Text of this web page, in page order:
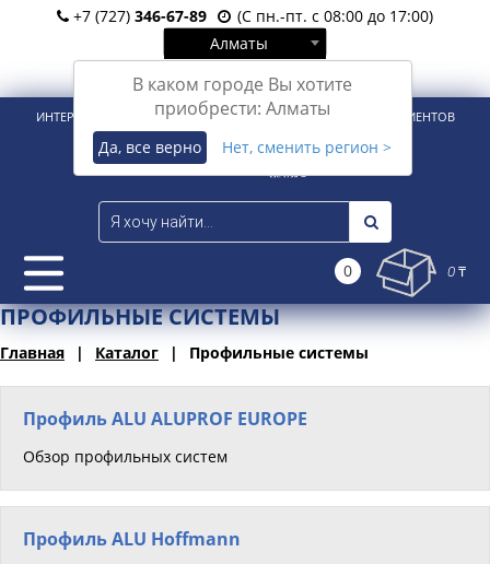
+7 (727) 346-67-89
(С пн.-пт. с 08:00 до 17:00)
Алматы
В каком городе Вы хотите
приобрести: Алматы
Да, все верно Нет, сменить регион >
Вход Регистрация
ИНТЕРНЕТ-МАГАЗИН ДЛЯ РОЗНИЧНЫХ И КОРПОРАТИВНЫХ КЛИЕНТОВ
0 0 ₸
ПРОФИЛЬНЫЕ СИСТЕМЫ
Главная Каталог Профильные системы
Профиль ALU ALUPROF EUROPE
Обзор профильных систем
Профиль ALU Hoffmann